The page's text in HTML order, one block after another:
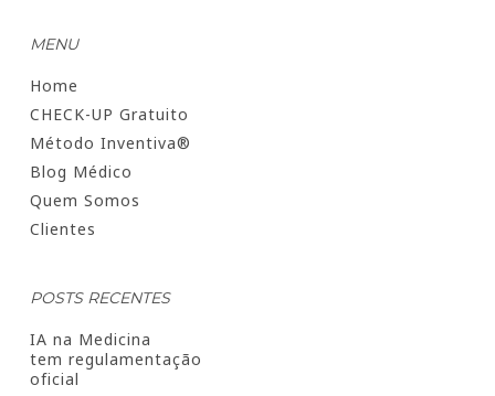
MENU
Home
CHECK-UP Gratuito
Método Inventiva®
Blog Médico
Quem Somos
Clientes
POSTS RECENTES
IA na Medicina
tem regulamentação
oficial